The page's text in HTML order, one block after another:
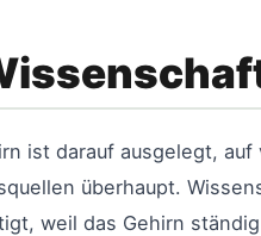
ist darauf ausgelegt,
überhaupt.
weil das Gehirn